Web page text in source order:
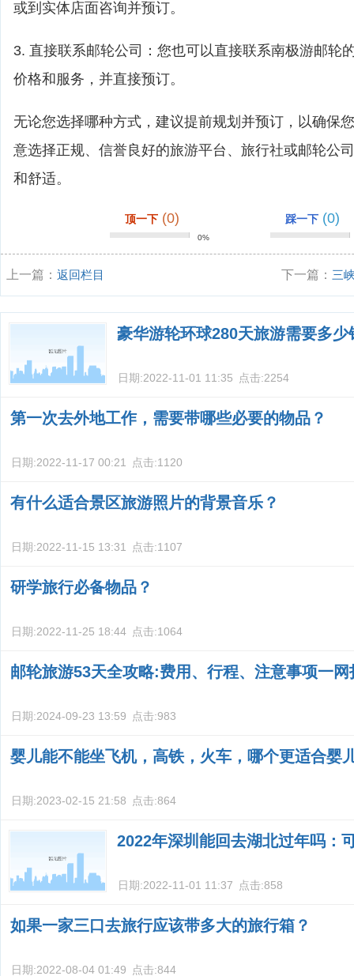
或到实体店面咨询并预订。
3. 直接联系邮轮公司：您也可以直接联系南极游邮轮
价格和服务，并直接预订。
无论您选择哪种方式，建议提前规划并预订，以确保
意选择正规、信誉良好的旅游平台、旅行社或邮轮公
和舒适。
顶一下 (0)
0%
踩一下 (0)
上一篇： 返回栏目 下一篇： 三
豪华游轮环球280天旅游需要多少
日期:2022-11-01 11:35 点击:2254
第一次去外地工作，需要带哪些必要的物品？
日期:2022-11-17 00:21 点击:1120
有什么适合景区旅游照片的背景音乐？
日期:2022-11-15 13:31 点击:1107
研学旅行必备物品？
日期:2022-11-25 18:44 点击:1064
邮轮旅游53天全攻略:费用、行程、注意事项一网
日期:2024-09-23 13:59 点击:983
婴儿能不能坐飞机，高铁，火车，哪个更适合婴
日期:2023-02-15 21:58 点击:864
2022年深圳能回去湖北过年吗：
日期:2022-11-01 11:37 点击:858
如果一家三口去旅行应该带多大的旅行箱？
日期:2022-08-04 01:49 点击:844